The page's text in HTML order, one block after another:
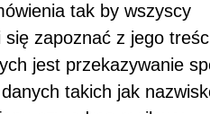
tak by wszyscy
zapoznać z jego
jest przekazywanie
takich jak